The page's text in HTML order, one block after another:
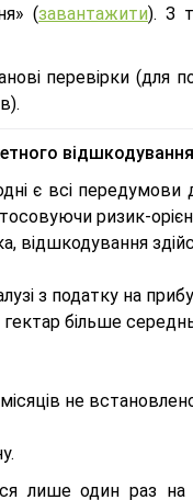
(завантажити). З
перевірки (для
є всі передумови
ризик-
відшкодування
з податку на
більше
не
лише один раз на